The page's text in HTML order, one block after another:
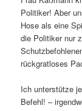
Politiker! Aber
Hose als eine
die Politiker nur
rückgratloses
Ich unterstütze
Befehl! –